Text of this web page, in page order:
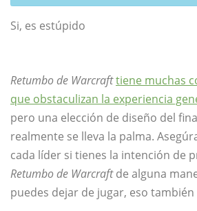
Si, es estúpido
Retumbo de Warcrafttiene muchas
que obstaculizan la experiencia
pero una elección de diseño del
realmente se lleva la palma.
cada líder si tienes la intención de
Retumbo de Warcraftde alguna
puedes dejar de jugar, eso también